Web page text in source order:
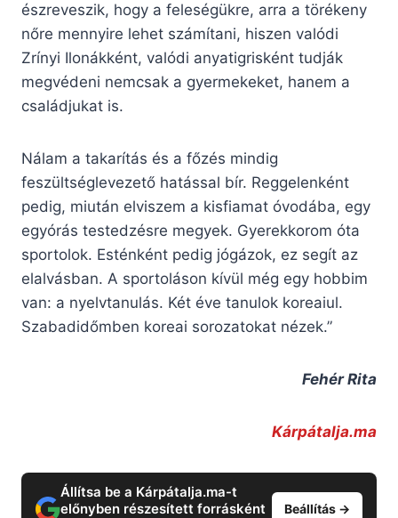
észreveszik, hogy a feleségükre, arra a törékeny
nőre mennyire lehet számítani, hiszen valódi
Zrínyi Ilonákként, valódi anyatigrisként tudják
megvédeni nemcsak a gyermekeket, hanem a
családjukat is.
Nálam a takarítás és a főzés mindig
feszültséglevezető hatással bír. Reggelenként
pedig, miután elviszem a kisfiamat óvodába, egy
egyórás testedzésre megyek. Gyerekkorom óta
sportolok. Esténként pedig jógázok, ez segít az
elalvásban. A sportoláson kívül még egy hobbim
van: a nyelvtanulás. Két éve tanulok koreaiul.
Szabadidőmben koreai sorozatokat nézek.”
Fehér Rita
Kárpátalja.ma
Állítsa be a Kárpátalja.ma-t
előnyben részesített forrásként
Beállítás →